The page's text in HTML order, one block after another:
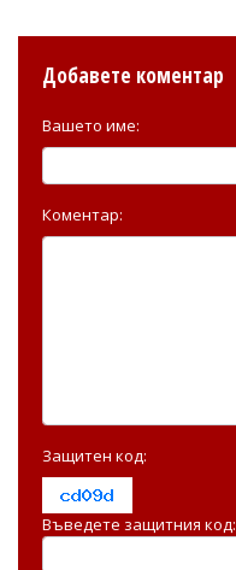
Добавете коментар
Вашето име:
Коментар:
Защитен код:
Въведете защитния код: